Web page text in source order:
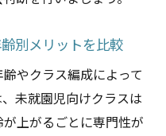
別メリットを比較
やクラス編成によって
未就園児向けクラスは
上がるごとに専門性が